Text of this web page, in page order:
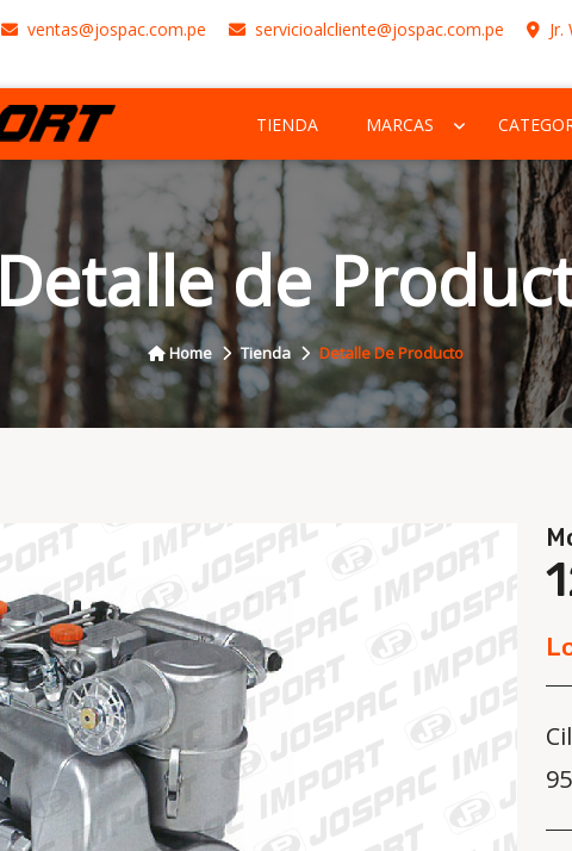
ventas@jospac.com.pe servicioalcliente@jospac.com.pe
TIENDA MARCAS
Detalle de
Home Tienda Detalle De Producto